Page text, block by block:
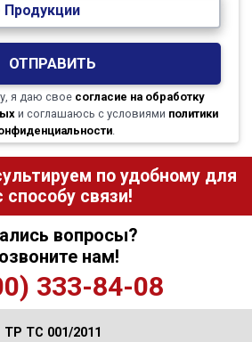
ОТПРАВИТЬ
я даю свое согласие на обработку
и соглашаюсь с условиями политики
.
по удобному для
способу связи!
вопросы?
нам!
333-84-08
ТР ТС 001/2011